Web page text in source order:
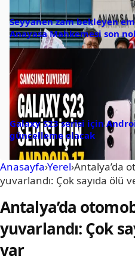
Seyyanen zam bekleyen
Anayasa Mahkemesi son
Galaxy S23 serisi için
güncelleme olacak
Anasayfa›Yerel›Antalya’da
yuvarlandı: Çok sayıda ölü
Antalya’da
yuvarlandı: Çok
var